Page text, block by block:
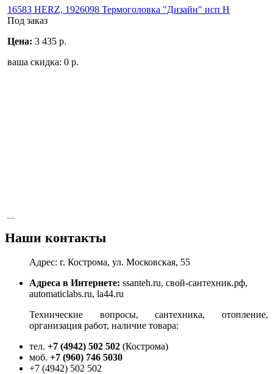
16583 HERZ, 1926098 Термоголовка "Дизайн" исп Н
Под заказ
Цена: 3 435 р.
ваша скидка: 0 р.
18036 Honeywell, V2440D0020 Клапан запорно-настроечный
гравитационных систем
Под заказ
Цена: 4 471р.
Наши контакты
Адрес: г. Кострома, ул. Московская, 55
Адреса в Интернете: ssanteh.ru, свой-сантехник.рф,
automaticlabs.ru, la44.ru
Технические вопросы, сантехника, отопление,
организация работ, наличие товара:
тел. +7 (4942) 502 502 (Кострома)
моб. +7 (960) 746 5030
+7 (4942) 502 502